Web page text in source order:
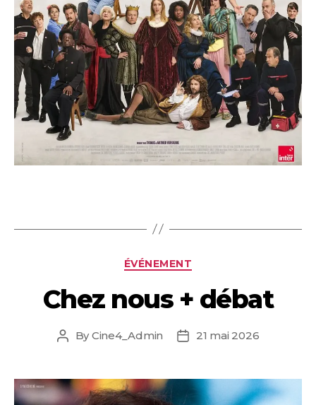
Categories
ÉVÉNEMENT
Chez nous + débat
Post
ByCine4_Admin
Post21 mai 2026